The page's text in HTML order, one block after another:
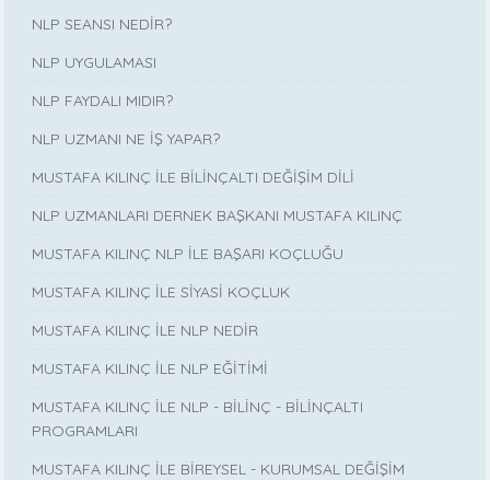
NLP SEANSI NEDİR?
NLP UYGULAMASI
NLP FAYDALI MIDIR?
NLP UZMANI NE İŞ YAPAR?
MUSTAFA KILINÇ İLE BİLİNÇALTI DEĞİŞİM DİLİ
NLP UZMANLARI DERNEK BAŞKANI MUSTAFA KILINÇ
MUSTAFA KILINÇ NLP İLE BAŞARI KOÇLUĞU
MUSTAFA KILINÇ İLE SİYASİ KOÇLUK
MUSTAFA KILINÇ İLE NLP NEDİR
MUSTAFA KILINÇ İLE NLP EĞİTİMİ
MUSTAFA KILINÇ İLE NLP - BİLİNÇ - BİLİNÇALTI
PROGRAMLARI
MUSTAFA KILINÇ İLE BİREYSEL - KURUMSAL DEĞİŞİM